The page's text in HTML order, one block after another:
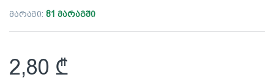
მარაგი: 81 მარაგში
2,80 ₾